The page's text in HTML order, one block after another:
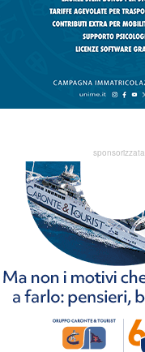
sponsorizzata